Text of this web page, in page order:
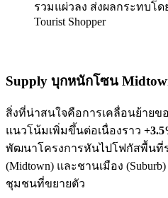
รวมแผ่วลง ส่งผลกระทบโ
Tourist Shopper
Supply บุกหนักโซน
สิ่งที่น่าสนใจคือการเคลื่อนย้ายข
แนวโน้มเพิ่มขึ้นต่อเนื่องราว
พัฒนาโครงการหันไปโฟกัสพื้นที่
(Midtown) และชานเมือง
ชุมชนที่ขยายตัว